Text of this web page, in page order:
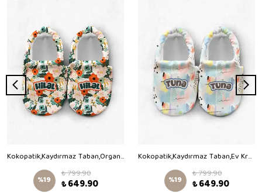
Kokopatik,Kaydırmaz Taban,Organik Pamuk Astarlı Ev Patiği,İlk Adım Ayakkabısı,Nisan Çiçekleri Desenli Patik
%19 ₺ 799.90
₺ 649.90
Kokopatik,Kaydırmaz Taban,Ev Kreş Patiği,Unisex Bebek Patiği,Pamuklu Yenidoğan Patik,Rengarenk Desenli Patik
%19 ₺ 799.90
₺ 649.90